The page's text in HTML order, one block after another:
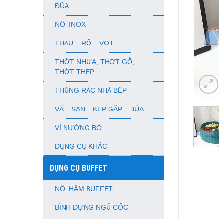
ĐŨA
NỒI INOX
THAU – RỔ – VỢT
THỚT NHỰA, THỚT GỖ,
THỚT THÉP
THÙNG RÁC NHÀ BẾP
VÁ – SẠN – KẸP GẮP – BÚA
VỈ NƯỚNG BÒ
DỤNG CỤ KHÁC
DỤNG CỤ BUFFET
NỒI HÂM BUFFET
BÌNH ĐỰNG NGŨ CỐC